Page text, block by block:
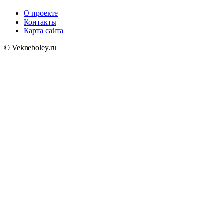
О проекте
Контакты
Карта сайта
© Vekneboley.ru